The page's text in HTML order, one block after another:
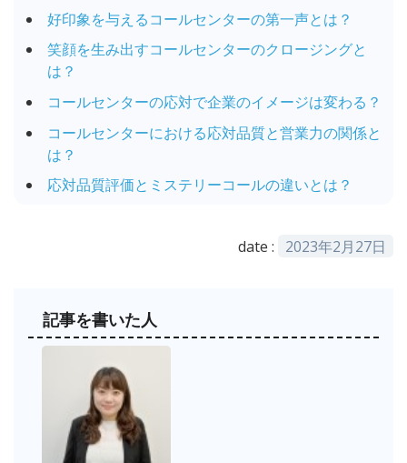
好印象を与えるコールセンターの第一声とは？
笑顔を生み出すコールセンターのクロージングと
は？
コールセンターの応対で企業のイメージは変わる？
コールセンターにおける応対品質と営業力の関係と
は？
応対品質評価とミステリーコールの違いとは？
date : 2023年2月27日
記事を書いた人